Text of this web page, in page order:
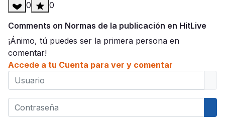
0 0
Comments on Normas de la publicación en HitLive
¡Ánimo, tú puedes ser la primera persona en
comentar!
Accede a tu Cuenta para ver y comentar
Usuario
Contraseña